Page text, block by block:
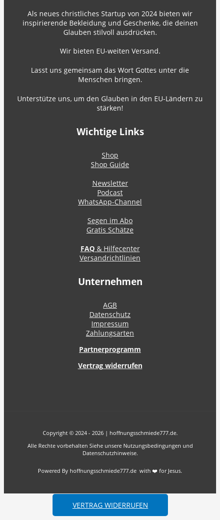
Als neues christliches Startup von 2024 bieten wir
inspirierende Bekleidung und Geschenke, die deinen
Glauben stilvoll ausdrücken.
Wir bieten EU-weiten Versand.
Lasst uns gemeinsam das Wort Gottes unter die
Menschen bringen.
Unterstütze uns, um den Glauben in den EU-Ländern zu
stärken!
Wichtige Links
Shop
Shop Guide
Newsletter
Podcast
WhatsApp-Channel
Segen im Abo
Gratis Schätze
FAQ& Hilfecenter
Versandrichtlinien
Unternehmen
AGB
Datenschutz
Impressum
Zahlungsarten
Partnerprogramm
Vertrag widerrufen
Copyright © 2024 - 2026 | hoffnungsschmiede777.de.
Alle Rechte vorbehalten Siehe unsere Nutzungsbedingungen und
Datenschutzhinweise.
Powered By hoffnungsschmiede777.de with ❤️ for Jesus.
VERTRAG WIDERRUFEN